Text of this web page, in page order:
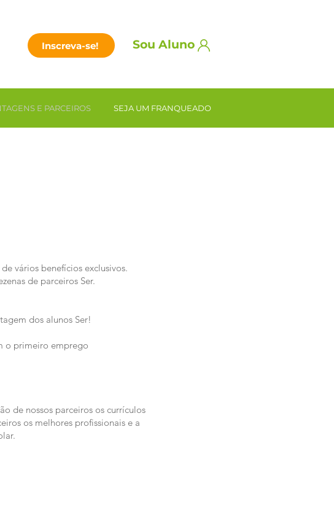
Inscreva-se! Sou Aluno
vários benefícios exclusivos.
de parceiros Ser.
dos alunos Ser!
o primeiro emprego
de nossos parceiros os currículos
os melhores profissionais e a
E PARCEIROS SEJA UM FRANQUEADO